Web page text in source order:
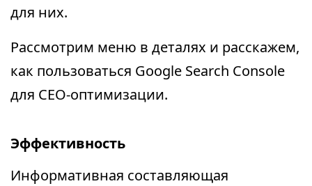
для них.
Рассмотрим меню в деталях и расскажем,
как пользоваться Google Search Console
для СЕО-оптимизации.
Эффективность
Информативная составляющая